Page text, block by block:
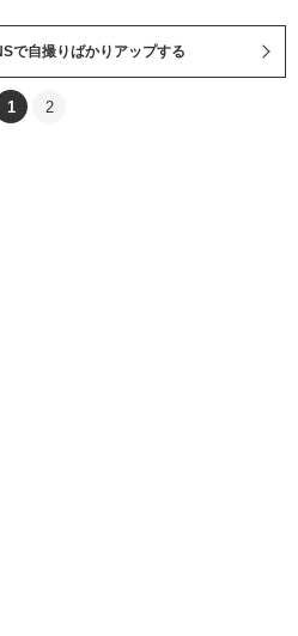
で自撮りばかりアップする
1 2